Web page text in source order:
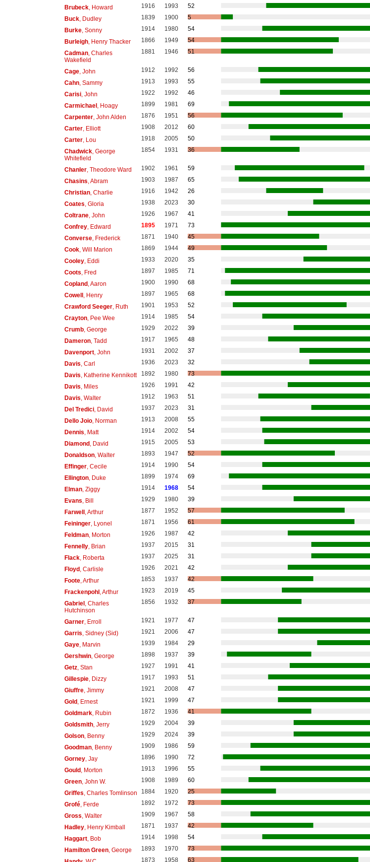
Brubeck, Howard 1916 1993
52
Buck, Dudley 1839 1900
5
Burke, Sonny 1914 1980
54
Burleigh, Henry Thacker 1866 1949
54
Cadman, Charles
Wakefield
1881 1946 51
Cage, John 1912 1992
56
Cahn, Sammy 1913 1993
55
Carisi, John 1922 1992
46
Carmichael, Hoagy 1899 1981
69
Carpenter, John Alden 1876 1951
56
Carter, Elliott 1908 2012
60
Carter, Lou 1918 2005
50
Chadwick, George
Whitefield
1854 1931 36
Chanler, Theodore Ward 1902 1961
59
Chasins , Abram 1903 1987
65
Christian, Charlie 1916 1942
26
Coates , Gloria 1938 2023
30
Coltrane, John 1926 1967
41
Confrey, Edward 1895 1971
73
Converse, Frederick 1871 1940
45
Cook, Will Marion 1869 1944
49
Cooley, Eddi 1933 2020
35
Coots , Fred 1897 1985
71
Copland, Aaron 1900 1990
68
Cowell, Henry 1897 1965
68
Crawford Seeger, Ruth 1901 1953
52
Crayton, Pee Wee 1914 1985
54
Crumb, George 1929 2022
39
Dameron, Tadd 1917 1965
48
Davenport, John 1931 2002
37
Davis , Carl 1936 2023
32
Davis , Katherine Kennikott 1892 1980
73
Davis , Miles 1926 1991
42
Davis , Walter 1912 1963
51
Del Tredici, David 1937 2023
31
Dello Joio, Norman 1913 2008
55
Dennis , Matt 1914 2002
54
Diamond, David 1915 2005
53
Donaldson, Walter 1893 1947
52
Effinger, Cecile 1914 1990
54
Ellington, Duke 1899 1974
69
Elman, Ziggy 1914 1968
54
Evans , Bill 1929 1980
39
Farwell, Arthur 1877 1952
57
Feininger, Lyonel 1871 1956
61
Feldman, Morton 1926 1987
42
Fennelly, Brian 1937 2015
31
Flack, Roberta 1937 2025
31
Floyd, Carlisle 1926 2021
42
Foote, Arthur 1853 1937
42
Frackenpohl, Arthur 1923 2019
45
Gabriel, Charles
Hutchinson
1856 1932 37
Garner, Erroll 1921 1977
47
Garris , Sidney (Sid) 1921 2006
47
Gaye, Marvin 1939 1984
29
Gershwin, George 1898 1937
39
Getz, Stan 1927 1991
41
Gillespie, Dizzy 1917 1993
51
Giuffre, Jimmy 1921 2008
47
Gold, Ernest 1921 1999
47
Goldmark, Rubin 1872 1936
41
Goldsmith, Jerry 1929 2004
39
Golson, Benny 1929 2024
39
Goodman, Benny 1909 1986
59
Gorney, Jay 1896 1990
72
Gould, Morton 1913 1996
55
Green, John W. 1908 1989
60
Griffes , Charles Tomlinson 1884 1920
25
Grofé, Ferde 1892 1972
73
Gross , Walter 1909 1967
58
Hadley, Henry Kimball 1871 1937
42
Haggart, Bob 1914 1998
54
Hamilton Green, George 1893 1970
73
1873 1958 63